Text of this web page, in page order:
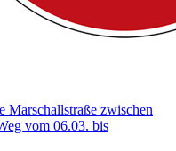
Marschallstraße zwischen
vom 06.03. bis